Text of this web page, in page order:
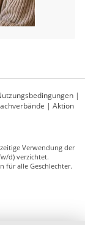
|
| Aktion
Verwendung der
d) verzichtet.
für alle Geschlechter.